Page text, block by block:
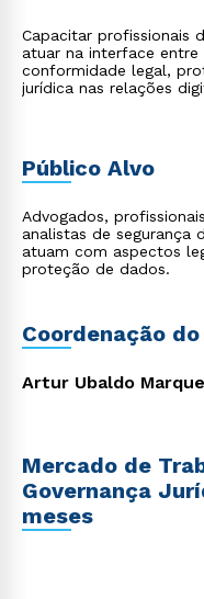
Capacitar profissionais
atuar na interface
conformidade legal,
jurídica nas relações
Público Alvo
Advogados,
analistas de segurança
atuam com aspectos
proteção de dados.
Coordenação
Artur Ubaldo
Mercado de
Governança
meses